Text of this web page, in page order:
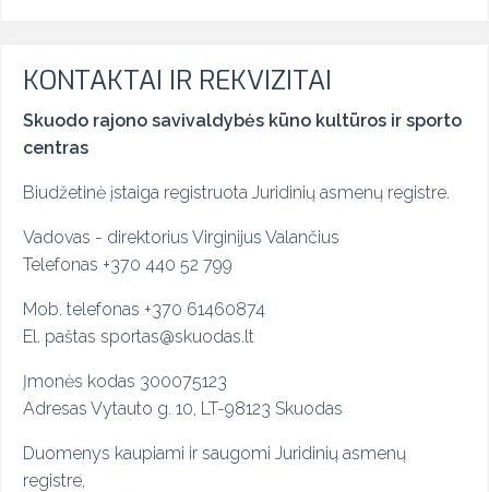
KONTAKTAI IR REKVIZITAI
Skuodo rajono savivaldybės kūno kultūros ir sporto
centras
Biudžetinė įstaiga registruota Juridinių asmenų registre.
Vadovas - direktorius Virginijus Valančius
Telefonas +370 440 52 799
Mob. telefonas +370 61460874
El. paštas sportas@skuodas.lt
Įmonės kodas 300075123
Adresas Vytauto g. 10, LT-98123 Skuodas
Duomenys kaupiami ir saugomi Juridinių asmenų
registre,